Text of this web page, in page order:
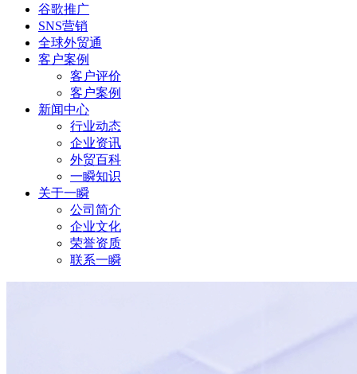
谷歌推广
SNS营销
全球外贸通
客户案例
客户评价
客户案例
新闻中心
行业动态
企业资讯
外贸百科
一瞬知识
关于一瞬
公司简介
企业文化
荣誉资质
联系一瞬